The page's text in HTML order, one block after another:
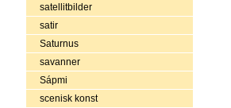
satellitbilder
satir
Saturnus
savanner
Sápmi
scenisk konst